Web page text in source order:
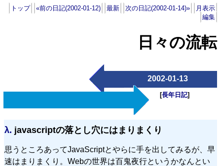
トップ «前の日記(2002-01-12) 最新 次の日記(2002-01-14)»
月表示
編集
日々の流転
2002-01-13
[長年日記]
λ. javascriptの落とし穴にはまりまくり
思うところあってJavaScriptとやらに手を出してみるが、早
速はまりまくり。Webの世界は百鬼夜行というかなんとい